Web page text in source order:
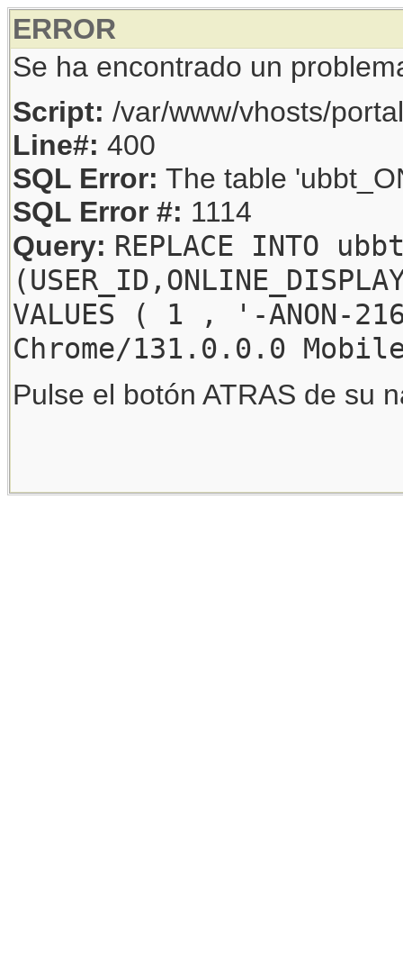
ERROR
Se ha encontrado un
Script: /var/www/vhosts/
Line#: 400
SQL Error: The table
SQL Error #: 1114
Query: REPLACE INTO
VALUES ( 1 , '-
Chrome/131.0.0.0
Pulse el botón ATRAS de su